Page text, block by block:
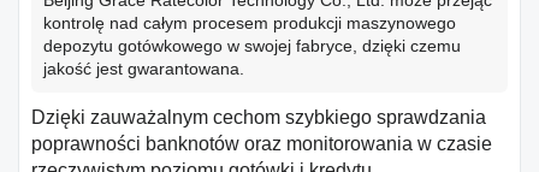
kontrolę nad całym procesem produkcji maszynowego
depozytu gotówkowego w swojej fabryce, dzięki czemu
jakość jest gwarantowana.
Dzięki zauważalnym cechom szybkiego sprawdzania
poprawności banknotów oraz monitorowania w czasie